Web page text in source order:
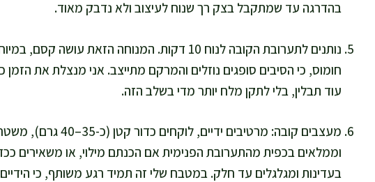
בהדרגה עד שמתקבל בצק רך שנוח לעיצוב ולא נדבק מאוד.
נותנים לתערובת הקובה לנוח 10 דקות. המנוחה
חומוס, כי הסיבים סופגים נוזלים והמרקם מתייצב. אני מנצלת את
עוד תבלין, בלי לתקן מלח יותר מדי בשלב הזה.
מעצבים קובה: מרטיבים
וממלאים בכפית מהתערובת הפנימית אם הכנתם מילוי, או משאירים
בעדינות ומגלגלים עד חלק. במטבח שלי זה תמיד רגע משותף, כי